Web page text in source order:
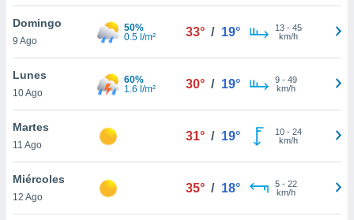
de
cookies
aceptar
Domingo
9 Ago
50%
0.5 l/m²
33° / 19° 13- 45
km/h
Lunes
10 Ago
60%
1.6 l/m²
30° / 19° 9- 49
km/h
Martes
11 Ago
31° / 19° 10- 24
km/h
Miércoles
12 Ago
35° / 18° 5- 22
km/h